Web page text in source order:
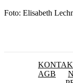
Foto: Elisabeth
AGB